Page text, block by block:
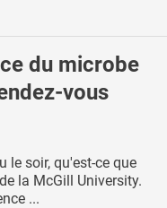
du microbe
vous
le soir, qu'est-ce que
la McGill University.
...